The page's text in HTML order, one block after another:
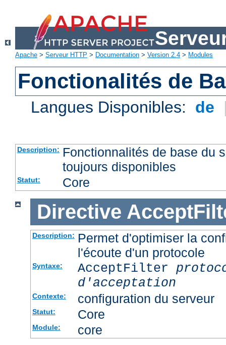
Apache > Serveur HTTP > Documentation > Version 2.4 > Modules
Fonctionalités de
Langues Disponibles: de
Description: Fonctionnalités de base du
toujours disponibles
Statut: Core
Directive
Description: Permet d'optimiser la
l'écoute d'un protocole
Syntaxe: AcceptFilter
d'acceptation
Contexte: configuration du serveur
Statut: Core
Module: core